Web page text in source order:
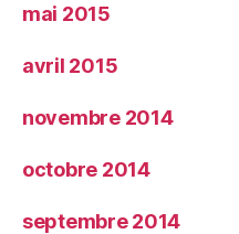
mai 2015
avril 2015
novembre 2014
octobre 2014
septembre 2014